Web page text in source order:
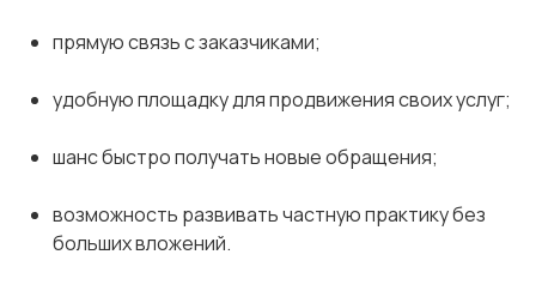
прямую связь с заказчиками;
удобную площадку для продвижения своих услуг;
шанс быстро получать новые обращения;
возможность развивать частную практику без
больших вложений.